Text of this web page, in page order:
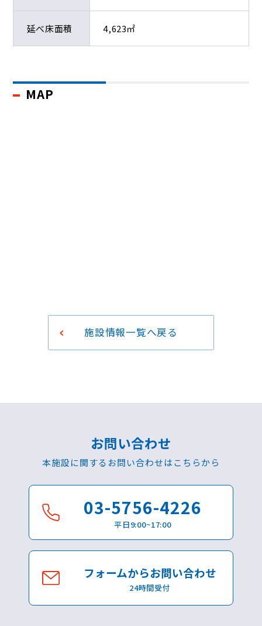
延べ床面積 4,623㎡
MAP
施設情報一覧へ戻る
お問い合わせ
本施設に関するお問い合わせはこちらから
03-5756-4226
平日9:00~17:00
フォームからお問い合わせ
24時間受付